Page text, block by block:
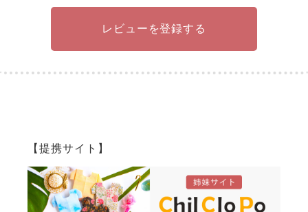
レビューを登録する
【提携サイト】